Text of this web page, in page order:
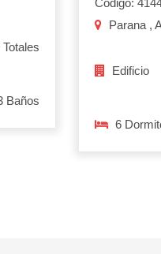
Totales
Baños
Código:
Parana ,
Edificio
6